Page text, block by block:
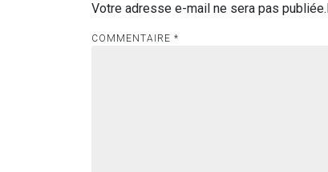
Votre adresse e-mail ne sera pas publiée.
COMMENTAIRE *